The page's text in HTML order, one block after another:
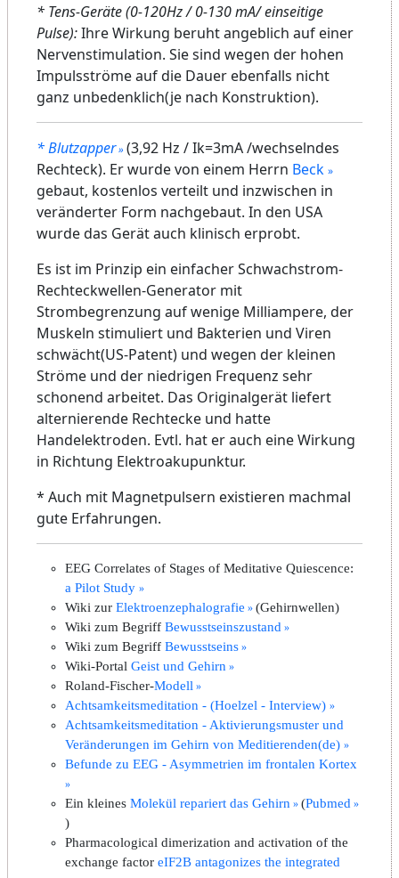
* Tens-Geräte (0-120Hz / 0-130 mA/ einseitige
Pulse):Ihre Wirkung beruht angeblich auf einer
Nervenstimulation. Sie sind wegen der hohen
Impulsströme auf die Dauer ebenfalls nicht
ganz unbedenklich(je nach Konstruktion).
* Blutzapper (3,92 Hz / Ik=3mA /wechselndes
Rechteck). Er wurde von einem Herrn Beck
gebaut, kostenlos verteilt und inzwischen in
veränderter Form nachgebaut. In den USA
wurde das Gerät auch klinisch erprobt.
Es ist im Prinzip ein einfacher Schwachstrom-
Rechteckwellen-Generator mit
Strombegrenzung auf wenige Milliampere, der
Muskeln stimuliert und Bakterien und Viren
schwächt(US-Patent) und wegen der kleinen
Ströme und der niedrigen Frequenz sehr
schonend arbeitet. Das Originalgerät liefert
alternierende Rechtecke und hatte
Handelektroden. Evtl. hat er auch eine Wirkung
in Richtung Elektroakupunktur.
* Auch mit Magnetpulsern existieren machmal
gute Erfahrungen.
EEG Correlates of Stages of Meditative Quiescence:
a Pilot Study
Wiki zur Elektroenzephalografie
(Gehirnwellen)
Wiki zum Begriff Bewusstseinszustand
Wiki zum Begriff Bewusstseins
Wiki-Portal Geist und Gehirn
Roland-Fischer-Modell
Achtsamkeitsmeditation - (Hoelzel - Interview)
Achtsamkeitsmeditation - Aktivierungsmuster und
Veränderungen im Gehirn von Meditierenden(de)
Befunde zu EEG - Asymmetrien im frontalen Kortex
Ein kleines Molekül repariert das Gehirn (Pubmed
)
Pharmacological dimerization and activation of the
exchange factor eIF2B antagonizes the integrated